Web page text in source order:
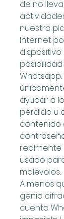
de no
nuestra
Internet
ayudar a
perdido u
contenido
realmente
usado
malévolos.
A menos
genio
cuenta